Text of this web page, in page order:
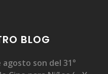
BLOG
son del 31°